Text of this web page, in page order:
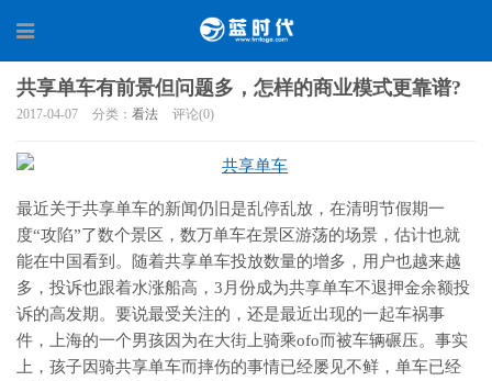
共享单车有前景但问题多，怎样的商业模式更靠谱?
2017-04-07 分类： 看法 评论(0)
最近关于共享单车的新闻仍旧是乱停乱放，在清明节假期一
度“攻陷”了数个景区，数万单车在景区游荡的场景，估计也就
能在中国看到。随着共享单车投放数量的增多，用户也越来越
多，投诉也跟着水涨船高，3月份成为共享单车不退押金余额投
诉的高发期。要说最受关注的，还是最近出现的一起车祸事
件，上海的一个男孩因为在大街上骑乘ofo而被车辆碾压。事实
上，孩子因骑共享单车而摔伤的事情已经屡见不鲜，单车已经